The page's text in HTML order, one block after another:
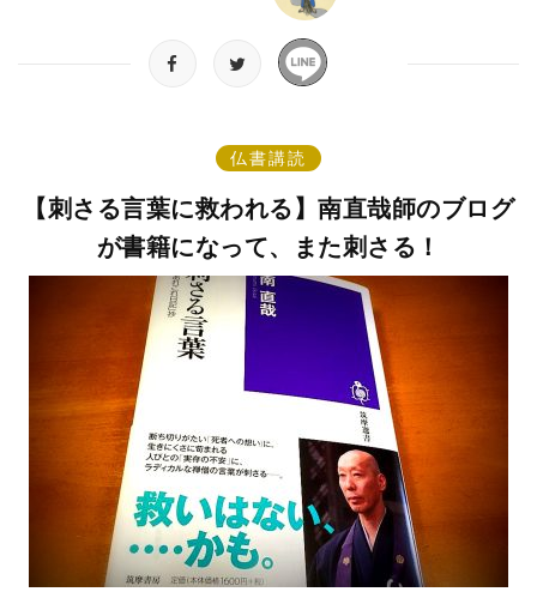
仏書講読
【刺さる言葉に救われる】南直哉師のブログ
が書籍になって、また刺さる！